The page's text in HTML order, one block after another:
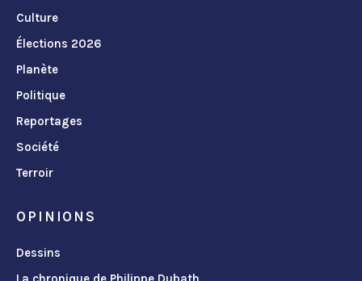
Culture
Élections 2026
Planète
Politique
Reportages
Société
Terroir
OPINIONS
Dessins